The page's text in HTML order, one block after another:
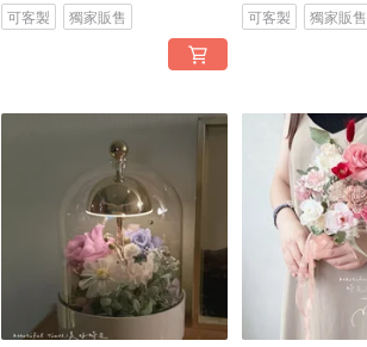
可客製 獨家販售 可客製 獨家販售